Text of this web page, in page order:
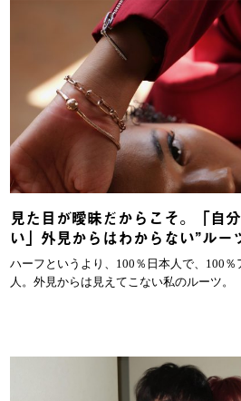
見た目が曖昧だからこそ。「自
い」外見からはわからない”ルー
ハーフというより、100％日本人で、100
人。外見からは見えてこない私のルーツ。